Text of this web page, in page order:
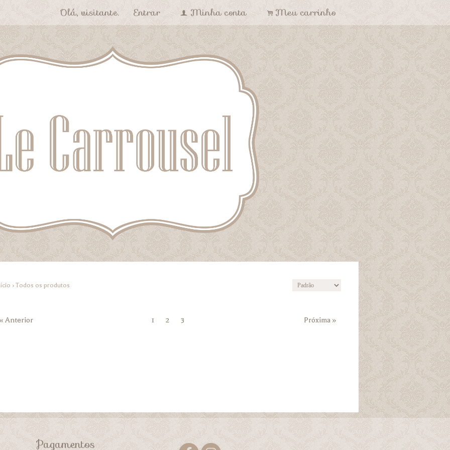
Olá, visitante. Entrar f Minha conta . Meu carrinho
› Todos os produtos
« Anterior 1 2 3 Próxima »
Pagamentos